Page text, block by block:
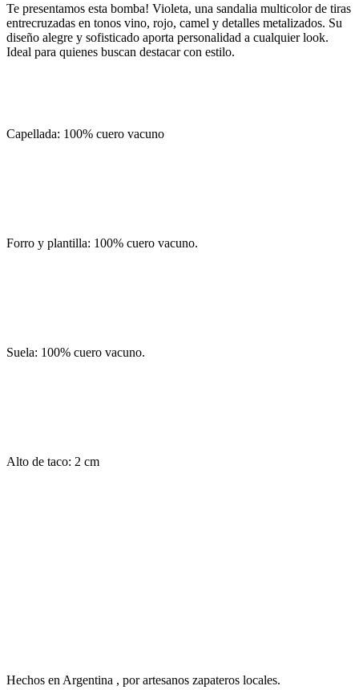
Te presentamos esta bomba! Violeta, una sandalia multicolor de tiras
entrecruzadas en tonos vino, rojo, camel y detalles metalizados. Su
diseño alegre y sofisticado aporta personalidad a cualquier look.
Ideal para quienes buscan destacar con estilo.
Capellada: 100% cuero vacuno
Forro y plantilla: 100% cuero vacuno.
Suela: 100% cuero vacuno.
Alto de taco: 2 cm
Hechos en Argentina , por artesanos zapateros locales.